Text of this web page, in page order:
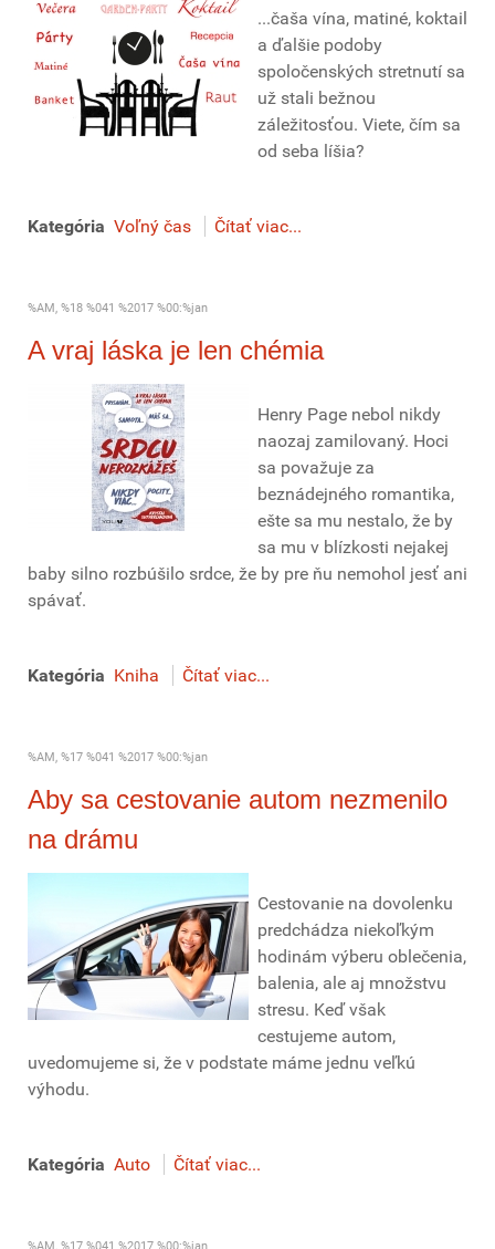
...čaša vína, matiné, koktail
a ďalšie podoby
spoločenských stretnutí sa
už stali bežnou
záležitosťou. Viete, čím sa
od seba líšia?
Kategória Voľný čas Čítať viac...
%AM, %18 %041 %2017 %00:%jan
A vraj láska je len chémia
Henry Page nebol nikdy
naozaj zamilovaný. Hoci
sa považuje za
beznádejného romantika,
ešte sa mu nestalo, že by
sa mu v blízkosti nejakej
baby silno rozbúšilo srdce, že by pre ňu nemohol jesť ani
spávať.
Kategória Kniha Čítať viac...
%AM, %17 %041 %2017 %00:%jan
Aby sa cestovanie autom nezmenilo
na drámu
Cestovanie na dovolenku
predchádza niekoľkým
hodinám výberu oblečenia,
balenia, ale aj množstvu
stresu. Keď však
cestujeme autom,
uvedomujeme si, že v podstate máme jednu veľkú
výhodu.
Kategória Auto Čítať viac...